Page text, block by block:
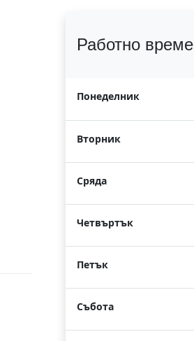
Работно време
Понеделник
Вторник
Сряда
Четвъртък
Петък
Събота